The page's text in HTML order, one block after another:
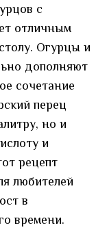
с
отличным
Огурцы и
дополняют
сочетание
перец
но и
и
рецепт
любителей
в
времени.